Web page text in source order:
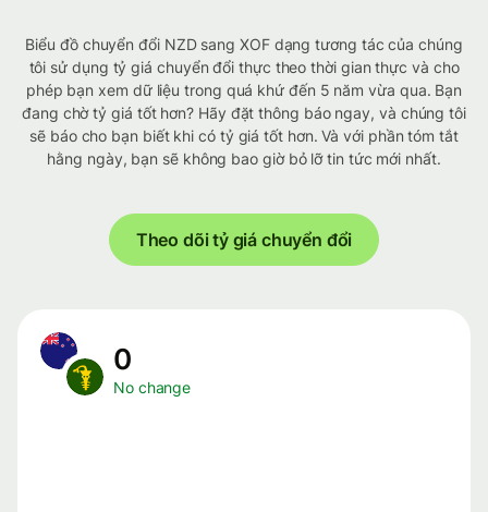
Biểu đồ chuyển đổi NZD sang XOF dạng tương tác của chúng
tôi sử dụng tỷ giá chuyển đổi thực theo thời gian thực và cho
phép bạn xem dữ liệu trong quá khứ đến 5 năm vừa qua. Bạn
đang chờ tỷ giá tốt hơn? Hãy đặt thông báo ngay, và chúng tôi
sẽ báo cho bạn biết khi có tỷ giá tốt hơn. Và với phần tóm tắt
hằng ngày, bạn sẽ không bao giờ bỏ lỡ tin tức mới nhất.
Theo dõi tỷ giá chuyển đổi
0
No change